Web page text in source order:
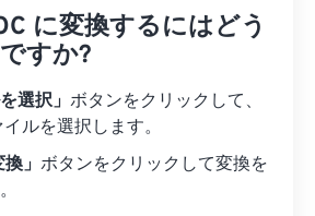
に変換するにはどう
すか?
選択」 ボタンをクリックして、
ルを選択します。
」 ボタンをクリックして変換を